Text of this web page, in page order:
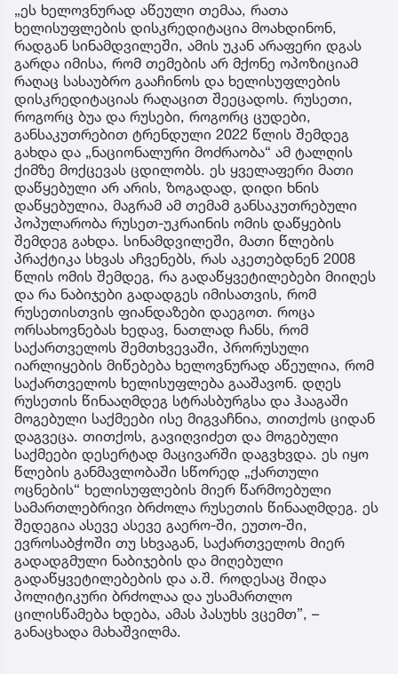
„ეს ხელოვნურად აწეული თემაა, რათა
ხელისუფლების დისკრედიტაცია მოახდინონ,
რადგან სინამდვილეში, ამის უკან არაფერი დგას
გარდა იმისა, რომ თემების არ მქონე ოპოზიციამ
რაღაც სასაუბრო გააჩინოს და ხელისუფლების
დისკრედიტაციას რაღაცით შეეცადოს. რუსეთი,
როგორც ბუა და რუსები, როგორც ცუდები,
განსაკუთრებით ტრენდული 2022 წლის შემდეგ
გახდა და „ნაციონალური მოძრაობა“ ამ ტალღის
ქიმზე მოქცევას ცდილობს. ეს ყველაფერი მათი
დაწყებული არ არის, ზოგადად, დიდი ხნის
დაწყებულია, მაგრამ ამ თემამ განსაკუთრებული
პოპულარობა რუსეთ-უკრაინის ომის დაწყების
შემდეგ გახდა. სინამდვილეში, მათი წლების
პრაქტიკა სხვას აჩვენებს, რას აკეთებდნენ 2008
წლის ომის შემდეგ, რა გადაწყვეტილებები მიიღეს
და რა ნაბიჯები გადადგეს იმისათვის, რომ
რუსეთისთვის ფიანდაზები დაეგოთ. როცა
ორსახოვნებას ხედავ, ნათლად ჩანს, რომ
საქართველოს შემთხვევაში, პრორუსული
იარლიყების მიწებება ხელოვნურად აწეულია, რომ
საქართველოს ხელისუფლება გააშავონ. დღეს
რუსეთის წინააღმდეგ სტრასბურგსა და ჰააგაში
მოგებული საქმეები ისე მიგვაჩნია, თითქოს ციდან
დაგვეცა. თითქოს, გავიღვიძეთ და მოგებული
საქმეები დესერტად მაცივარში დაგვხვდა. ეს იყო
წლების განმავლობაში სწორედ „ქართული
ოცნების“ ხელისუფლების მიერ წარმოებული
სამართლებრივი ბრძოლა რუსეთის წინააღმდეგ. ეს
შედეგია ასევე ასევე გაერო-ში, ეუთო-ში,
ევროსაბჭოში თუ სხვაგან, საქართველოს მიერ
გადადგმული ნაბიჯების და მიღებული
გადაწყვეტილებების და ა.შ. როდესაც შიდა
პოლიტიკური ბრძოლაა და უსამართლო
ცილისწამება ხდება, ამას პასუხს ვცემთ”, –
განაცხადა მახაშვილმა.